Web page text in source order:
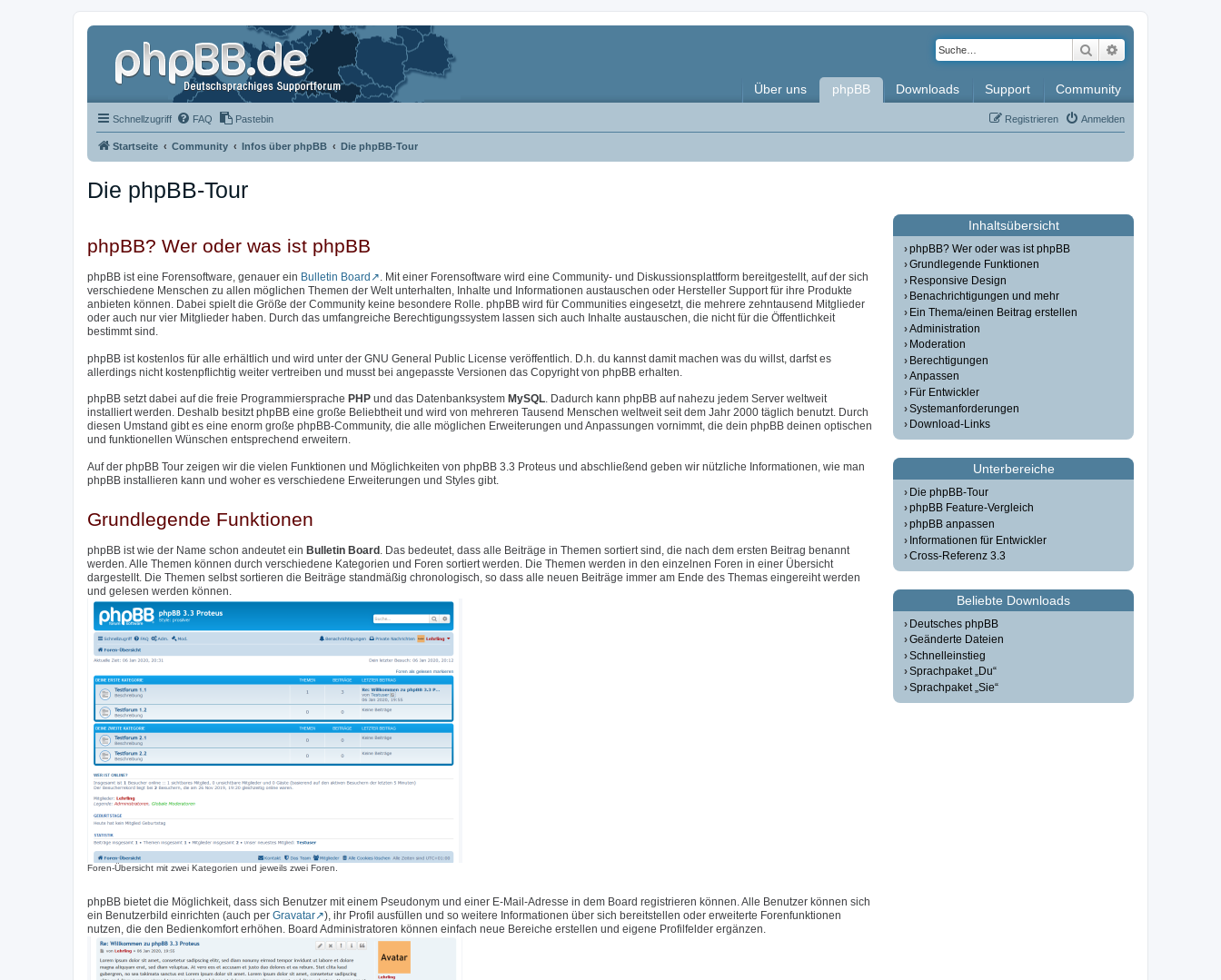
Suche
Über uns phpBB Downloads Support Community
Schnellzugriff FAQ Pastebin Anmelden
Registrieren
Startseite Community Infos über phpBB Die phpBB-Tour
Die phpBB-Tour
phpBB? Wer oder was ist phpBB
phpBB ist eine Forensoftware, genauer ein Bulletin Board
. Mit einer Forensoftware wird eine Community- und Diskussionsplattform bereitgestellt, auf der sich
verschiedene Menschen zu allen möglichen Themen der Welt unterhalten, Inhalte und Informationen austauschen oder Hersteller Support für ihre Produkte
anbieten können. Dabei spielt die Größe der Community keine besondere Rolle. phpBB wird für Communities eingesetzt, die mehrere zehntausend Mitglieder
oder auch nur vier Mitglieder haben. Durch das umfangreiche Berechtigungssystem lassen sich auch Inhalte austauschen, die nicht für die Öffentlichkeit
bestimmt sind.
phpBB ist kostenlos für alle erhältlich und wird unter der GNU General Public License veröffentlich. D.h. du kannst damit machen was du willst, darfst es
allerdings nicht kostenpflichtig weiter vertreiben und musst bei angepasste Versionen das Copyright von phpBB erhalten.
phpBB setzt dabei auf die freie Programmiersprache PHP und das Datenbanksystem MySQL. Dadurch kann phpBB auf nahezu jedem Server weltweit
installiert werden. Deshalb besitzt phpBB eine große Beliebtheit und wird von mehreren Tausend Menschen weltweit seit dem Jahr 2000 täglich benutzt. Durch
diesen Umstand gibt es eine enorm große phpBB-Community, die alle möglichen Erweiterungen und Anpassungen vornimmt, die dein phpBB deinen optischen
und funktionellen Wünschen entsprechend erweitern.
Auf der phpBB Tour zeigen wir die vielen Funktionen und Möglichkeiten von phpBB 3.3 Proteus und abschließend geben wir nützliche Informationen, wie man
phpBB installieren kann und woher es verschiedene Erweiterungen und Styles gibt.
Grundlegende Funktionen
phpBB ist wie der Name schon andeutet ein Bulletin Board . Das bedeutet, dass alle Beiträge in Themen sortiert sind, die nach dem ersten Beitrag benannt
werden. Alle Themen können durch verschiedene Kategorien und Foren sortiert werden. Die Themen werden in den einzelnen Foren in einer Übersicht
dargestellt. Die Themen selbst sortieren die Beiträge standmäßig chronologisch, so dass alle neuen Beiträge immer am Ende des Themas eingereiht werden
und gelesen werden können.
Foren-Übersicht mit zwei Kategorien und jeweils zwei Foren.
phpBB bietet die Möglichkeit, dass sich Benutzer mit einem Pseudonym und einer E-Mail-Adresse in dem Board registrieren können. Alle Benutzer können sich
ein Benutzerbild einrichten (auch per Gravatar
), ihr Profil ausfüllen und so weitere Informationen über sich bereitstellen oder erweiterte Forenfunktionen
nutzen, die den Bedienkomfort erhöhen. Board Administratoren können einfach neue Bereiche erstellen und eigene Profilfelder ergänzen.
Inhaltsübersicht
phpBB? Wer oder was ist phpBB
Grundlegende Funktionen
Responsive Design
Benachrichtigungen und mehr
Ein Thema/einen Beitrag erstellen
Administration
Moderation
Berechtigungen
Anpassen
Für Entwickler
Systemanforderungen
Download-Links
Unterbereiche
Die phpBB-Tour
phpBB Feature-Vergleich
phpBB anpassen
Informationen für Entwickler
Cross-Referenz 3.3
Beliebte Downloads
Deutsches phpBB
Geänderte Dateien
Schnelleinstieg
Sprachpaket „Du“
Sprachpaket „Sie“